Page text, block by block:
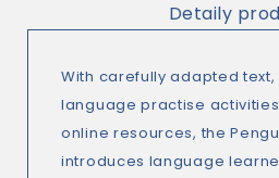
Detaily
With carefully adapted text,
language practise
online resources, the
introduces language